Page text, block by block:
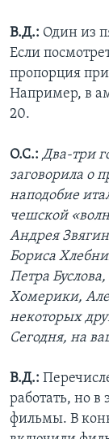
В.Д.: Один из
Если
пропорция
Например, в
20.
О.С.: Два-три
заговорила о
наподобие
чешской
Андрея
Бориса
Петра
Хомерики,
некоторых
Сегодня, на
В.Д.:
работать, но в
фильмы. В